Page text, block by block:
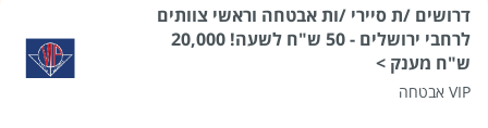
דרושים /ת סיירי /ות אבטחה וראשי צוותים
לרחבי ירושלים - 50 ש"ח לשעה! 20,000
ש"ח מענק >
VIP אבטחה